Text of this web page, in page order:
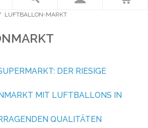
LUFTBALLON-MARKT
DER RIESIGE
MIT LUFTBALLONS IN
QUALITÄTEN